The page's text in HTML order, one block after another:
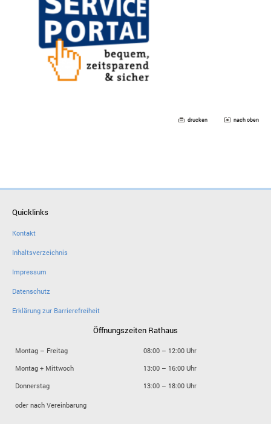
drucken nach oben
Quicklinks
Kontakt
Inhaltsverzeichnis
Impressum
Datenschutz
Erklärung zur Barrierefreiheit
Öffnungszeiten Rathaus
Montag – Freitag
08:00 – 12:00 Uhr
Montag + Mittwoch
13:00 – 16:00 Uhr
Donnerstag
13:00 – 18:00 Uhr
oder nach Vereinbarung